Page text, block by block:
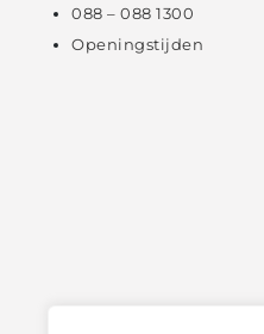
088 – 088 1300
Openingstijden